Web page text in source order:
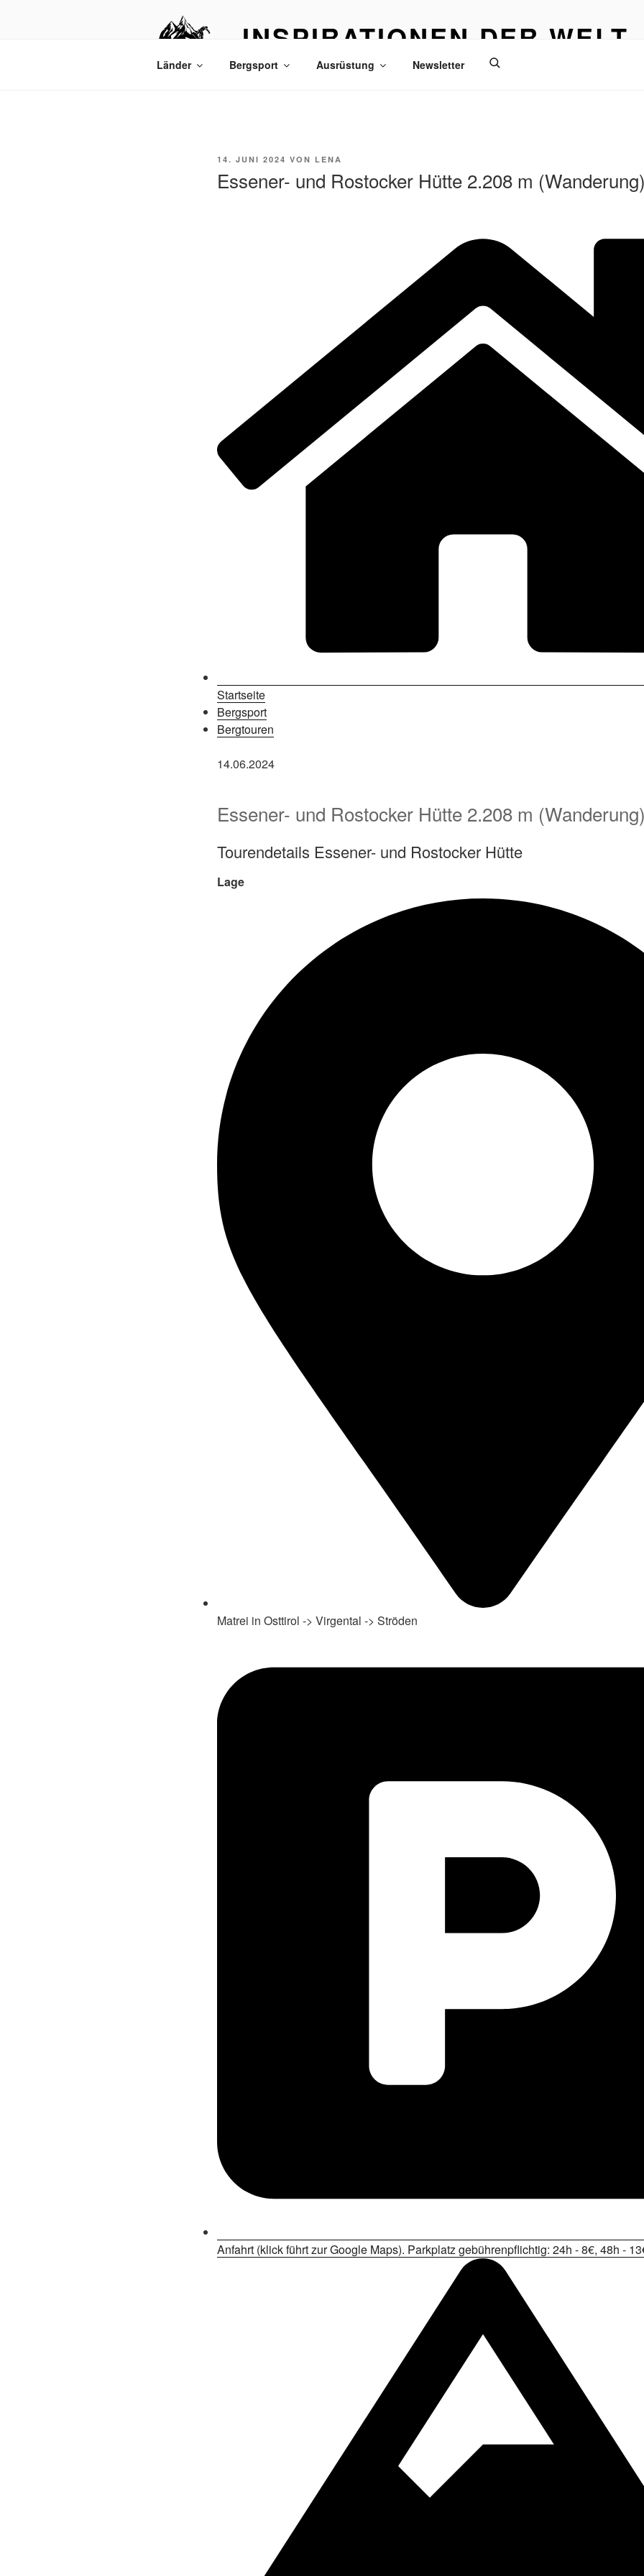
INSPIRATIONEN DER WELT
Bergtouren & Reisen
Länder Bergsport Ausrüstung Newsletter
VERÖFFENTLICHT
14. JUNI 2024 VON LENA
Essener- und Rostocker Hütte 2.208 m
Startseite
Bergsport
Bergtouren
14.06.2024
Essener- und Rostocker Hütte 2.208 m
Tourendetails Essener- und Rostocker Hütte
Lage
Matrei in Osttirol -> Virgental -> Ströden
Anfahrt (klick führt zur Google Maps). Parkplatz gebührenpflichtig: 24h - 8€, 48h -